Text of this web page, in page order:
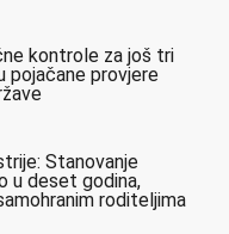
kontrole za još tri
pojačane provjere
Stanovanje
u deset godina,
roditeljima